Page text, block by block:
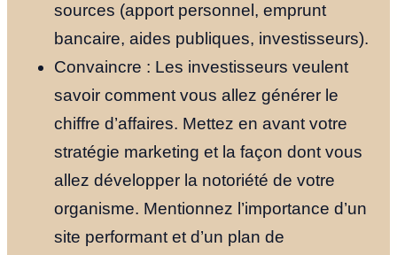
sources (apport personnel, emprunt
bancaire, aides publiques, investisseurs).
Convaincre : Les investisseurs veulent
savoir comment vous allez générer le
chiffre d’affaires. Mettez en avant votre
stratégie marketing et la façon dont vous
allez développer la notoriété de votre
organisme. Mentionnez l’importance d’un
site performant et d’un plan de